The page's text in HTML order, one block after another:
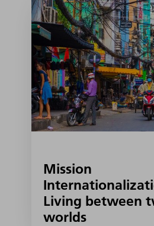
Mission
Living between
worlds